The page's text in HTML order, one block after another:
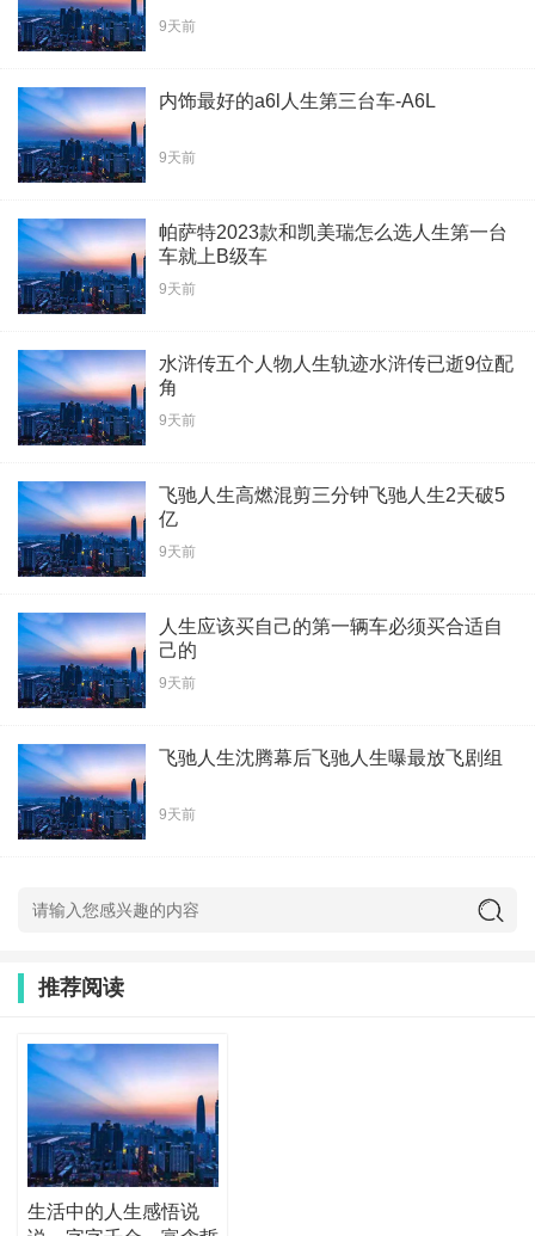
9天前
内饰最好的a6l人生第三台车-A6L
9天前
帕萨特2023款和凯美瑞怎么选人生第一台
车就上B级车
9天前
水浒传五个人物人生轨迹水浒传已逝9位配
角
9天前
飞驰人生高燃混剪三分钟飞驰人生2天破5
亿
9天前
人生应该买自己的第一辆车必须买合适自
己的
9天前
飞驰人生沈腾幕后飞驰人生曝最放飞剧组
9天前
推荐阅读
生活中的人生感悟说